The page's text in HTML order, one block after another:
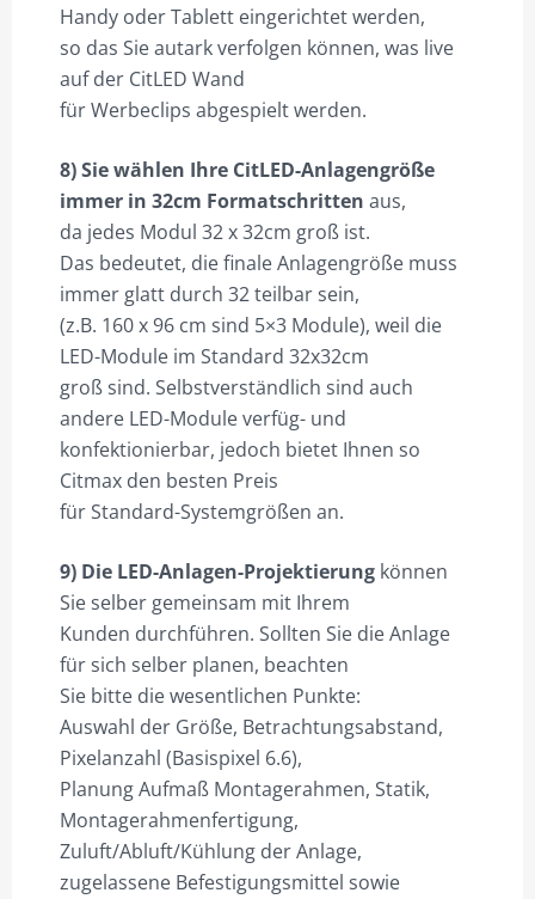
Handy oder Tablett eingerichtet werden,
so das Sie autark verfolgen können, was live
auf der CitLED Wand
für Werbeclips abgespielt werden.
8) Sie wählen Ihre CitLED-Anlagengröße
immer in 32cm Formatschritten aus,
da jedes Modul 32 x 32cm groß ist.
Das bedeutet, die finale Anlagengröße muss
immer glatt durch 32 teilbar sein,
(z.B. 160 x 96 cm sind 5×3 Module), weil die
LED-Module im Standard 32x32cm
groß sind. Selbstverständlich sind auch
andere LED-Module verfüg- und
konfektionierbar, jedoch bietet Ihnen so
Citmax den besten Preis
für Standard-Systemgrößen an.
9) Die LED-Anlagen-Projektierung können
Sie selber gemeinsam mit Ihrem
Kunden durchführen. Sollten Sie die Anlage
für sich selber planen, beachten
Sie bitte die wesentlichen Punkte:
Auswahl der Größe, Betrachtungsabstand,
Pixelanzahl (Basispixel 6.6),
Planung Aufmaß Montagerahmen, Statik,
Montagerahmenfertigung,
Zuluft/Abluft/Kühlung der Anlage,
zugelassene Befestigungsmittel sowie